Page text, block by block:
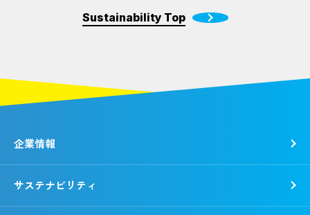
Sustainability Top
企業情報
サステナビリティ